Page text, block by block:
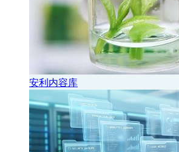
安利内容库